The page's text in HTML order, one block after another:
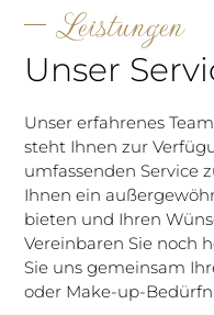
Leistungen
Unser
Unser erfahrenes
steht Ihnen zur
umfassenden Service
Ihnen ein
bieten und Ihren
Vereinbaren Sie noch
Sie uns gemeinsam
oder Make-up-